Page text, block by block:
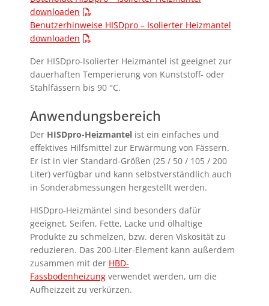
downloaden
Benutzerhinweise HISDpro – Isolierter Heizmantel
downloaden
Der HISDpro-Isolierter Heizmantel ist geeignet zur
dauerhaften Temperierung von Kunststoff- oder
Stahlfässern bis 90 °C.
Anwendungsbereich
Der HISDpro-Heizmantel ist ein einfaches und
effektives Hilfsmittel zur Erwärmung von Fässern.
Er ist in vier Standard-Größen (25 / 50 / 105 / 200
Liter) verfügbar und kann selbstverständlich auch
in Sonderabmessungen hergestellt werden.
HISDpro-Heizmäntel sind besonders dafür
geeignet, Seifen, Fette, Lacke und ölhaltige
Produkte zu schmelzen, bzw. deren Viskosität zu
reduzieren. Das 200-Liter-Element kann außerdem
zusammen mit der HBD-
Fassbodenheizung verwendet werden, um die
Aufheizzeit zu verkürzen.